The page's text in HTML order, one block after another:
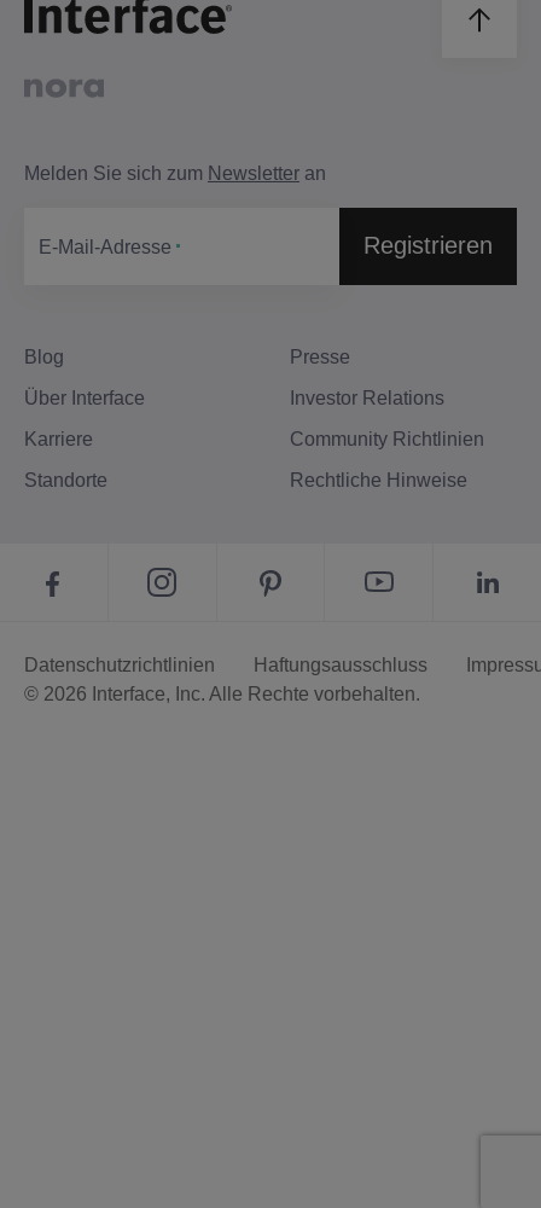
Blog
Über Interface
Karriere
Standorte
Presse
Investor Relations
Community Richtlinien
Rechtliche Hinweise
Melden Sie sich zum Newsletter an
E-Mail-Adresse Registrieren
Datenschutzrichtlinien Haftungsausschluss
© 2026 Interface, Inc. Alle Rechte vorbehalten.